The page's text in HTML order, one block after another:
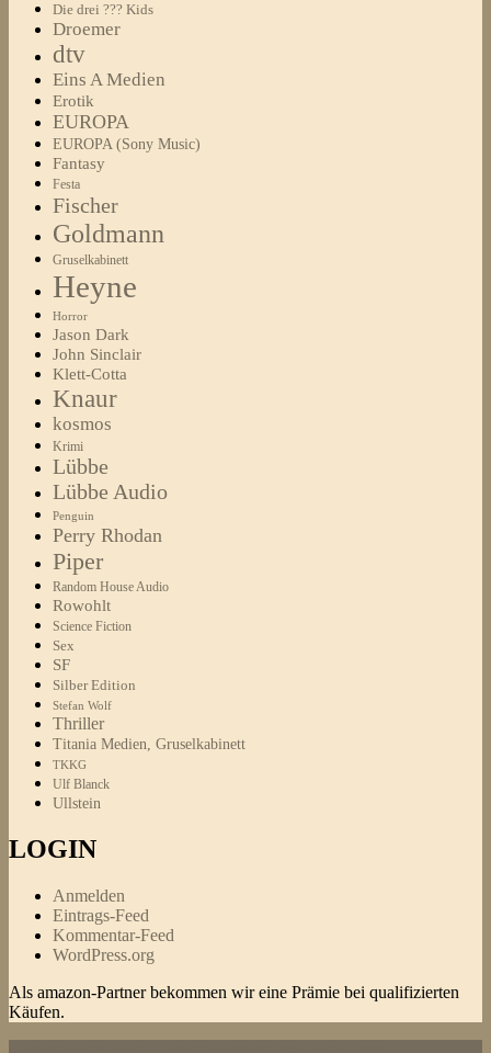
Die drei ??? Kids
Droemer
dtv
Eins A Medien
Erotik
EUROPA
EUROPA (Sony Music)
Fantasy
Festa
Fischer
Goldmann
Gruselkabinett
Heyne
Horror
Jason Dark
John Sinclair
Klett-Cotta
Knaur
kosmos
Krimi
Lübbe
Lübbe Audio
Penguin
Perry Rhodan
Piper
Random House Audio
Rowohlt
Science Fiction
Sex
SF
Silber Edition
Stefan Wolf
Thriller
Titania Medien, Gruselkabinett
TKKG
Ulf Blanck
Ullstein
LOGIN
Anmelden
Eintrags-Feed
Kommentar-Feed
WordPress.org
Als amazon-Partner bekommen wir eine Prämie bei qualifizierten
Käufen.